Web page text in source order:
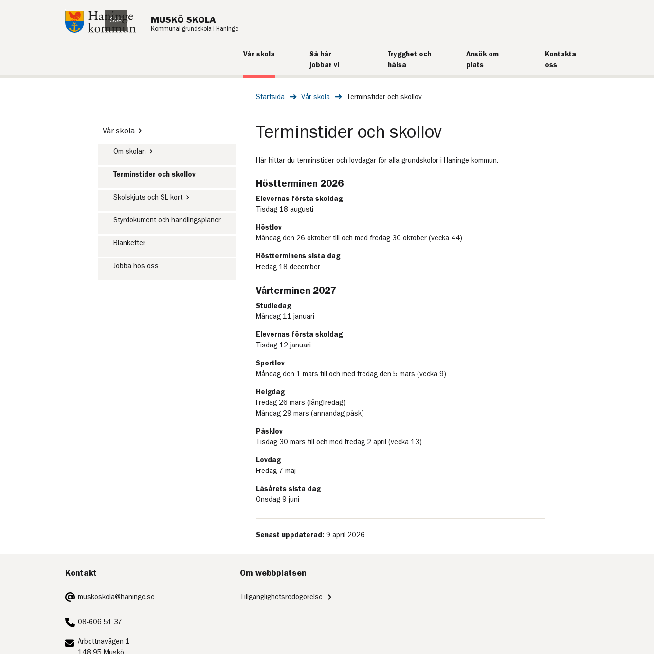
Till innehåll på sidan
MUSKÖ SKOLA
Kommunal grundskola i Haninge
Lyssna Sök
Vår skola
Så här
jobbar vi
Trygghet och
hälsa
Ansök om
plats
Kontakta
oss
Startsida Vår skola Terminstider och skollov
Vår skola
Om skolan
Terminstider och skollov
Skolskjuts och SL-kort
Styrdokument och handlingsplaner
Blanketter
Jobba hos oss
Terminstider och skollov
Här hittar du terminstider och lovdagar för alla grundskolor i Haninge kommun.
Höstterminen 2026
Elevernas första skoldag
Tisdag 18 augusti
Höstlov
Måndag den 26 oktober till och med fredag 30 oktober (vecka 44)
Höstterminens sista dag
Fredag 18 december
Vårterminen 2027
Studiedag
Måndag 11 januari
Elevernas första skoldag
Tisdag 12 januari
Sportlov
Måndag den 1 mars till och med fredag den 5 mars (vecka 9)
Helgdag
Fredag 26 mars (långfredag)
Måndag 29 mars (annandag påsk)
Påsklov
Tisdag 30 mars till och med fredag 2 april (vecka 13)
Lovdag
Fredag 7 maj
Läsårets sista dag
Onsdag 9 juni
Senast uppdaterad: 9 april 2026
Kontakt
E-
post:
muskoskola@haninge.se
Telefon:
08-606 51 37
Postadress:
Arbottnavägen 1
148 95 Muskö
Om webbplatsen
Tillgänglighetsredogörelse